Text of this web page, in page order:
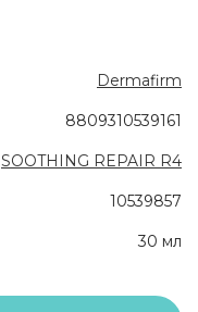
Dermafirm
8809310539161
SOOTHING REPAIR R4
10539857
30 мл